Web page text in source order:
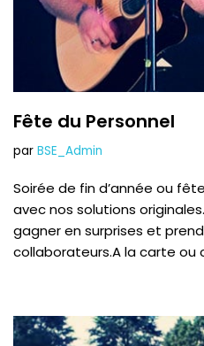
Fête du Personnel
par BSE_Admin
Soirée de fin d’année ou
avec nos solutions
gagner en surprises et
collaborateurs.A la carte ou